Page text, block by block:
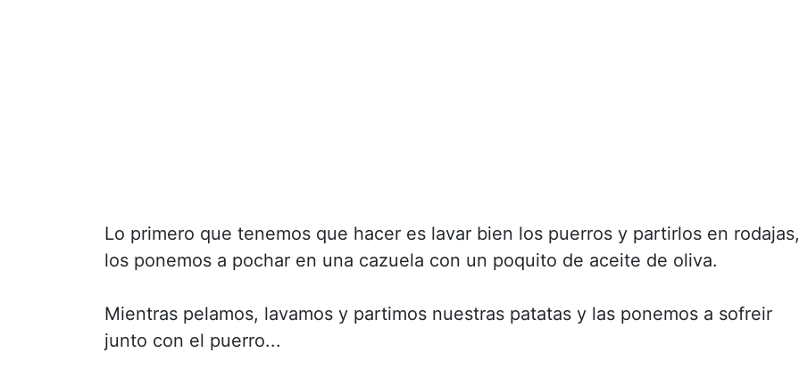
Lo primero que tenemos que hacer es lavar bien los puerros y partirlos en rodajas,
los ponemos a pochar en una cazuela con un poquito de aceite de oliva.
Mientras pelamos, lavamos y partimos nuestras patatas y las ponemos a sofreir
junto con el puerro...